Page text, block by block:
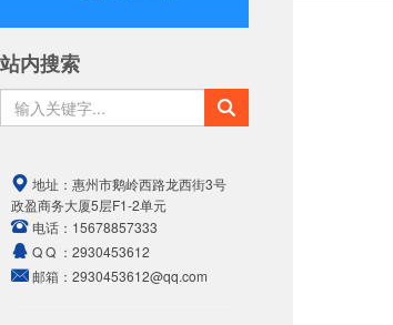
站内搜索
地址： 惠州市鹅岭西路龙西街3号
政盈商务大厦5层F1-2单元
电话： 15678857333
Q Q ： 2930453612
邮箱： 2930453612@qq.com